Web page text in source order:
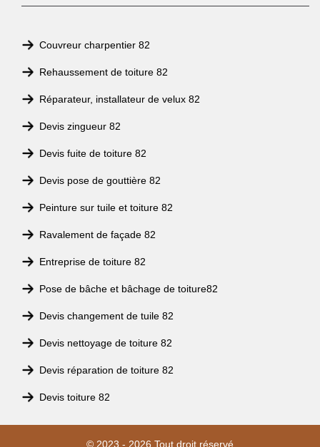
Couvreur charpentier 82
Rehaussement de toiture 82
Réparateur, installateur de velux 82
Devis zingueur 82
Devis fuite de toiture 82
Devis pose de gouttière 82
Peinture sur tuile et toiture 82
Ravalement de façade 82
Entreprise de toiture 82
Pose de bâche et bâchage de toiture82
Devis changement de tuile 82
Devis nettoyage de toiture 82
Devis réparation de toiture 82
Devis toiture 82
© 2023 - 2026 Tout droit réservé